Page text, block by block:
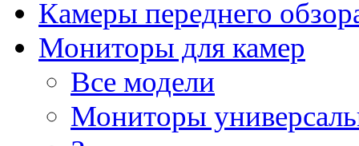
Камеры переднего
Мониторы для камер
Все модели
Мониторы